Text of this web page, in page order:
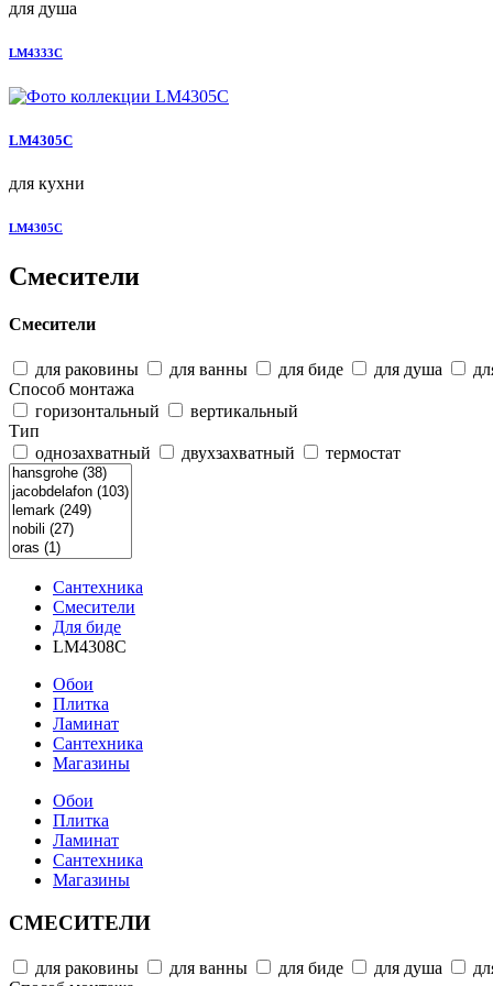
для душа
LM4333C
LM4305C
для кухни
LM4305C
Смесители
Смесители
для раковины для ванны для биде для душа
Способ монтажа
горизонтальный
вертикальный
Тип
однозахватный
двухзахватный термостат
Сантехника
Смесители
Для биде
LM4308C
Обои
Плитка
Ламинат
Сантехника
Магазины
Обои
Плитка
Ламинат
Сантехника
Магазины
СМЕСИТЕЛИ
для раковины для ванны для биде для душа